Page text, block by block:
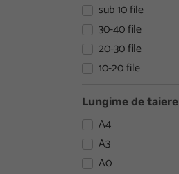
sub 10 file
30-40 file
20-30 file
10-20 file
Lungime de taiere
A4
A3
A0